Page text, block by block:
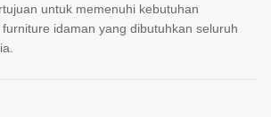
untuk memenuhi kebutuhan
idaman yang dibutuhkan seluruh